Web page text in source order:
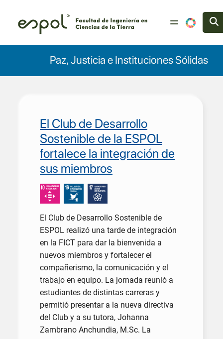
Pasar al contenido principal
Paz, Justicia e Instituciones Sólidas
El Club de Desarrollo
Sostenible de la ESPOL
fortalece la integración de
sus miembros
El Club de Desarrollo Sostenible de
ESPOL realizó una tarde de integración
en la FICT para dar la bienvenida a
nuevos miembros y fortalecer el
compañerismo, la comunicación y el
trabajo en equipo. La jornada reunió a
estudiantes de distintas carreras y
permitió presentar a la nueva directiva
del Club y a su tutora, Johanna
Zambrano Anchundia, M.Sc. La